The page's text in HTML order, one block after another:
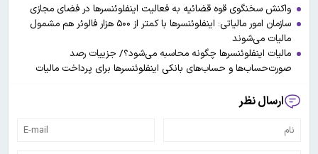
واکنش سخنگوی قوه قضائیه به فعالیت اینفلوئنسرها در فضای مجازی
سازمان امور مالیاتی: اینفلوئنسر‌ها با کمتر از ۵۰۰ هزار فالوئر هم مشمول
مالیات می‌شوند
مالیات اینفلوئنسرها چگونه محاسبه می‌شود؟/ جزییات رصد
صورت‌حساب‌ها و حساب‌های بانکی‌ اینفلوئنسرها برای پرداخت مالیات
ارسال نظر